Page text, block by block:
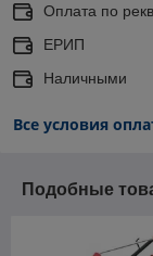
Оплата по
ЕРИП
Наличными
Все условия
Подобные